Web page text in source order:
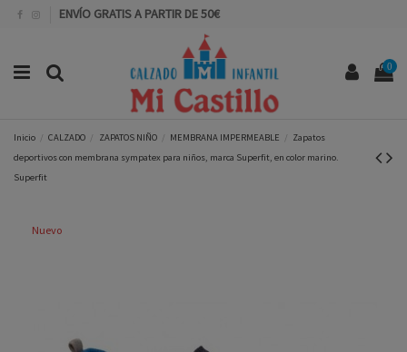
ENVÍO GRATIS A PARTIR DE 50€
0
Inicio CALZADO ZAPATOS NIÑO MEMBRANA IMPERMEABLE
Zapatos
deportivos con membrana sympatex para niños, marca Superfit, en color marino.
Superfit
Nuevo